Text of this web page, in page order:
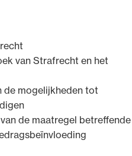
van Strafrecht en het
de mogelijkheden tot
de maatregel betreffende